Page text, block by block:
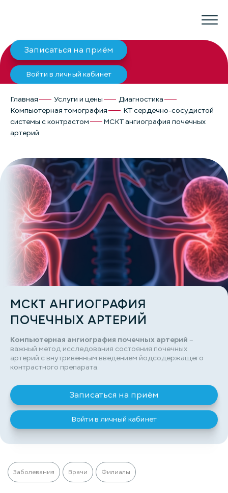
Записаться на приём
Войти в личный кабинет
Главная Услуги и цены
Диагностика
Компьютерная томография
КТ сердечно-сосудистой
системы с контрастом
МСКТ ангиография почечных
артерий
МСКТ АНГИОГРАФИЯ
ПОЧЕЧНЫХ АРТЕРИЙ
Компьютерная ангиография почечных артерий –
важный метод исследования состояния почечных
артерий с внутривенным введением йодсодержащего
контрастного препарата.
Записаться на приём
Войти в личный кабинет
Заболевания Врачи Филиалы